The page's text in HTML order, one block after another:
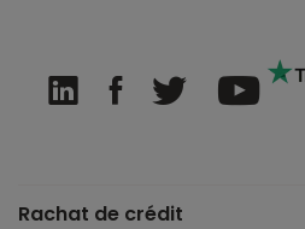
Rachat de crédit